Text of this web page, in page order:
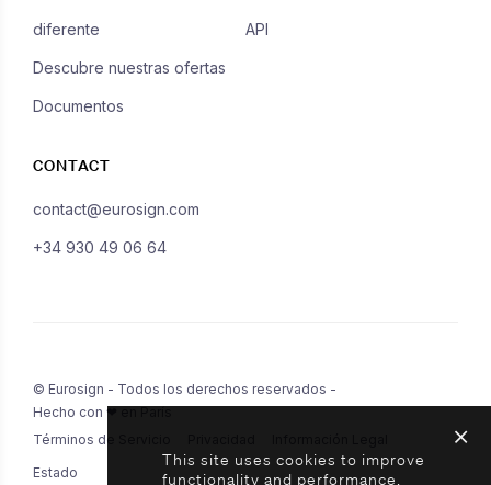
diferente
Descubre nuestras ofertas
Documentos
API
CONTACT
contact@eurosign.com
+34 930 49 06 64
© Eurosign - Todos los derechos reservados -
Hecho con ❤ en París
Términos de Servicio
Estado
This site uses cookies to improve
functionality and performance.